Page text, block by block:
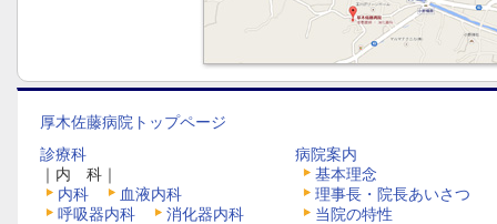
厚木佐藤病院トップページ
診療科
｜内 科｜
内科
血液内科
呼吸器内科
消化器内科
病院案内
基本理念
理事長・院長あいさつ
当院の特性